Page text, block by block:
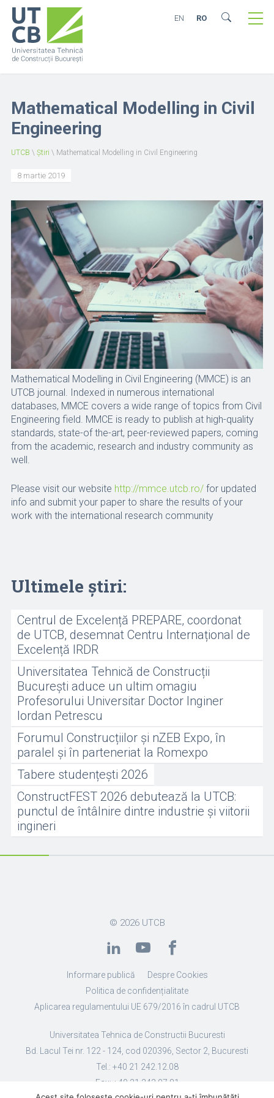
EN RO
Mathematical Modelling in Civil
Engineering
UTCB \ Știri \ Mathematical Modelling in Civil Engineering
8 martie 2019
Mathematical Modelling in Civil Engineering (MMCE) is an
UTCB journal. Indexed in numerous international
databases, MMCE covers a wide range of topics from Civil
Engineering field. MMCE is ready to publish at high-quality
standards, state-of the-art, peer-reviewed papers, coming
from the academic, research and industry community as
well.
Please visit our website http://mmce.utcb.ro/for updated
info and submit your paper to share the results of your
work with the international research community
Ultimele știri:
Centrul de Excelență PREPARE, coordonat
de UTCB, desemnat Centru Internațional de
Excelență IRDR
Universitatea Tehnică de Construcții
București aduce un ultim omagiu
Profesorului Universitar Doctor Inginer
Iordan Petrescu
Forumul Construcțiilor și nZEB Expo, în
paralel și în parteneriat la Romexpo
Tabere studențești 2026
ConstructFEST 2026 debutează la UTCB:
punctul de întâlnire dintre industrie și viitorii
ingineri
© 2026 UTCB
Informare publică
Despre Cookies
Politica de confidențialitate
Aplicarea regulamentului UE 679/2016 în cadrul UTCB
Universitatea Tehnica de Constructii Bucuresti
Bd. Lacul Tei nr. 122 - 124, cod 020396, Sector 2, Bucuresti
Tel.: +40 21 242.12.08
Fax: +40 21 242.07.81